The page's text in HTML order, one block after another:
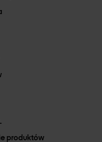
produktów